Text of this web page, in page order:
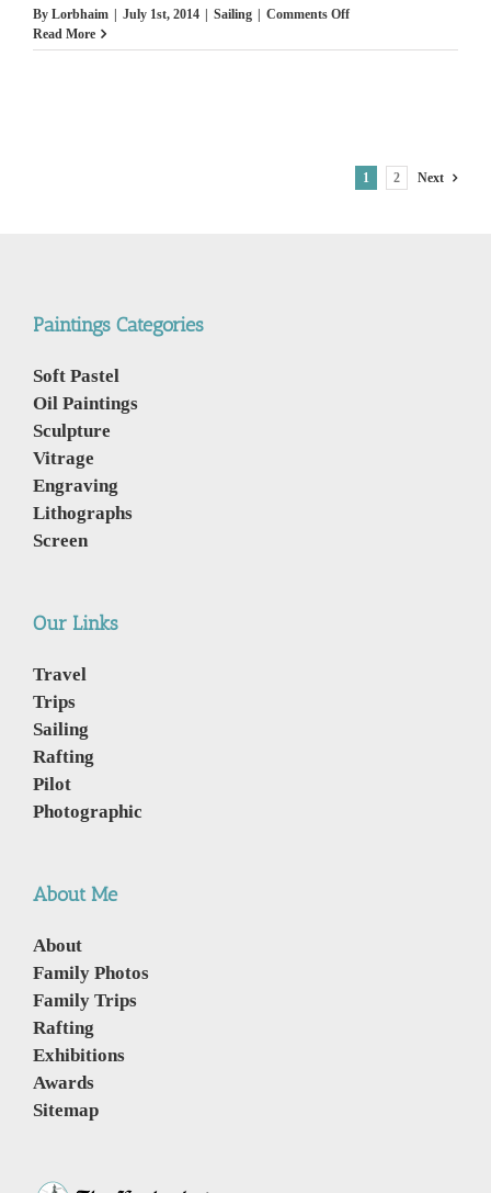
By Lorbhaim | July 1st, 2014 | Sailing | Comments Offon
2007
to
fort
Read More
1 2 Next
Paintings Categories
Soft Pastel
Oil Paintings
Sculpture
Vitrage
Engraving
Lithographs
Screen
Our Links
Travel
Trips
Sailing
Rafting
Pilot
Photographic
About Me
About
Family Photos
Family Trips
Rafting
Exhibitions
Awards
Sitemap